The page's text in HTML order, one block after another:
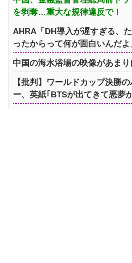
を剥奪…重大な規律違反で！
AHRA「DH導入が遅すぎる、
ったからって何が面白いんだ
中国の海水浴場の映像があまり
【批判】ワールドカップ決勝
ー、英紙｢BTSが出てきて悪夢